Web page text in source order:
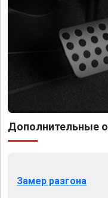
Дополнительные
Замер разгона